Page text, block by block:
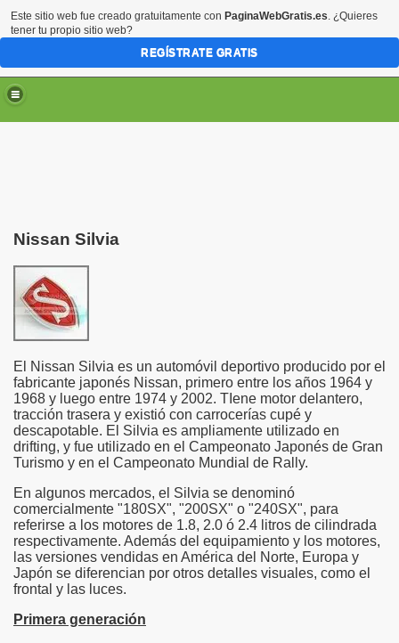
Nissan Silvia
El Nissan Silvia es un automóvil deportivo producido por el
fabricante japonés Nissan, primero entre los años 1964 y
1968 y luego entre 1974 y 2002. TIene motor delantero,
tracción trasera y existió con carrocerías cupé y
descapotable. El Silvia es ampliamente utilizado en
drifting, y fue utilizado en el Campeonato Japonés de Gran
Turismo y en el Campeonato Mundial de Rally.
En algunos mercados, el Silvia se denominó
comercialmente "180SX", "200SX" o "240SX", para
referirse a los motores de 1.8, 2.0 ó 2.4 litros de cilindrada
respectivamente. Además del equipamiento y los motores,
las versiones vendidas en América del Norte, Europa y
Japón se diferencian por otros detalles visuales, como el
frontal y las luces.
Primera generación
Este sitio web fue creado gratuitamente con PaginaWebGratis.es. ¿Quieres
tener tu propio sitio web?
REGÍSTRATE GRATIS